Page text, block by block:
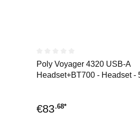
Durchschnittliche Bewertung
Poly Voyager 4320 USB-A
Headset+BT700 - Headset -
€83.68*